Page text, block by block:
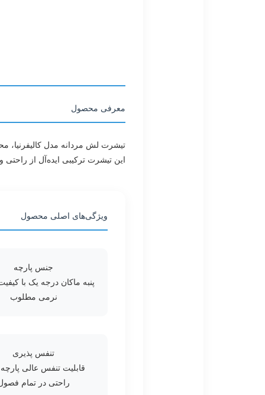
معرفی محصول
تیشرت لش مردانه مدل کالیفرنیا،
این تیشرت ترکیبی ایده‌آل از
ویژگی‌های اصلی محصول
جنس پارچه
پنبه ماکان درجه یک با
نرمی مطلوب
تنفس پذیری
قابلیت تنفس عالی
راحتی در تمام